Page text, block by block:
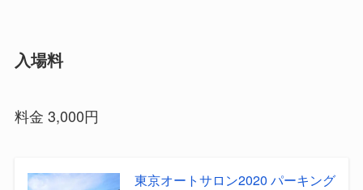
入場料
料金 3,000円
東京オートサロン2020 パーキング